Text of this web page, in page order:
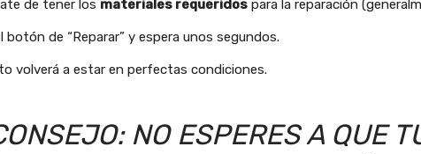
de tener los materiales requeridos para la reparación
botón de “Reparar” y espera unos segundos.
volverá a estar en perfectas condiciones.
NO ESPERES A QUE